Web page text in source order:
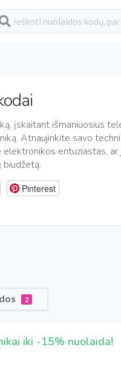
įskaitant išmaniuosius
Atnaujinkite savo
entuziastas,
biudžetą.
Pinterest
2
iki -15% nuolaida!